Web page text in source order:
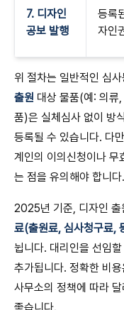
7. 디자인
공보 발행
등록
자인
위 절차는 일반적인 심
출원 대상 물품(예: 의류
품)은 실체심사 없이 방
등록될 수 있습니다. 다
계인의 이의신청이나 무
는 점을 유의해야 합니다.
2025년 기준, 디자인 출
료(출원료, 심사청구료,
뉩니다. 대리인을 선임
추가됩니다. 정확한 비
사무소의 정책에 따라
좋습니다.